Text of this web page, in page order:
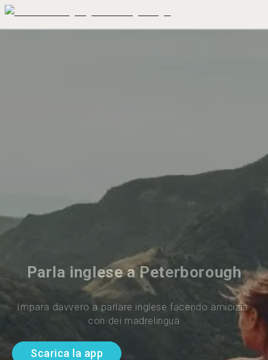
Parla inglese a Peterborough
Impara davvero a parlare inglese facendo amicizia
con dei madrelingua
Scarica la app